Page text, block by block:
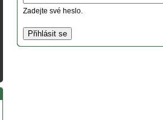
Zadejte své heslo.